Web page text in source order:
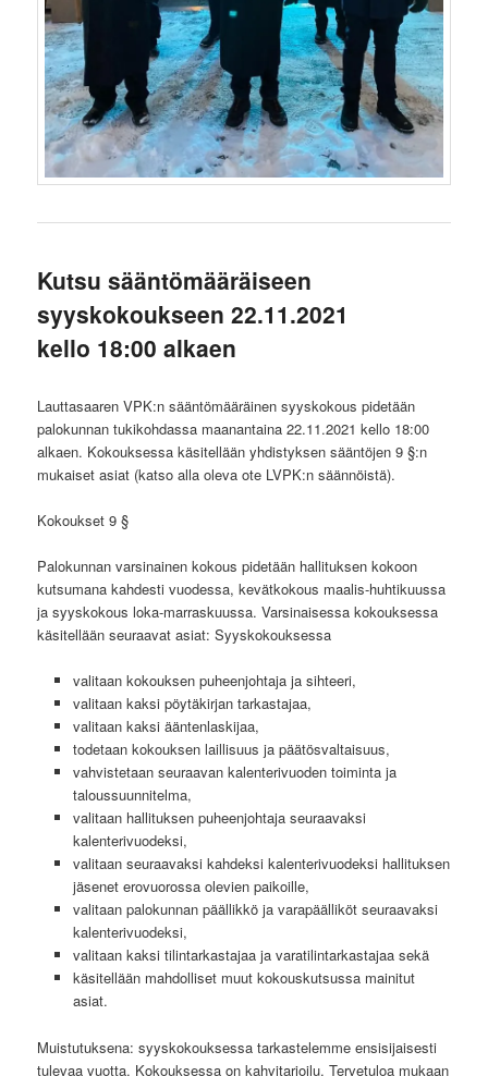
Kutsu sääntömääräiseen
syyskokoukseen 22.11.2021
kello 18:00 alkaen
Lauttasaaren VPK:n sääntömääräinen syyskokous pidetään
palokunnan tukikohdassa maanantaina 22.11.2021 kello 18:00
alkaen. Kokouksessa käsitellään yhdistyksen sääntöjen 9 §:n
mukaiset asiat (katso alla oleva ote LVPK:n säännöistä).
Kokoukset 9 §
Palokunnan varsinainen kokous pidetään hallituksen kokoon
kutsumana kahdesti vuodessa, kevätkokous maalis-huhtikuussa
ja syyskokous loka-marraskuussa. Varsinaisessa kokouksessa
käsitellään seuraavat asiat: Syyskokouksessa
valitaan kokouksen puheenjohtaja ja sihteeri,
valitaan kaksi pöytäkirjan tarkastajaa,
valitaan kaksi ääntenlaskijaa,
todetaan kokouksen laillisuus ja päätösvaltaisuus,
vahvistetaan seuraavan kalenterivuoden toiminta ja
taloussuunnitelma,
valitaan hallituksen puheenjohtaja seuraavaksi
kalenterivuodeksi,
valitaan seuraavaksi kahdeksi kalenterivuodeksi hallituksen
jäsenet erovuorossa olevien paikoille,
valitaan palokunnan päällikkö ja varapäälliköt seuraavaksi
kalenterivuodeksi,
valitaan kaksi tilintarkastajaa ja varatilintarkastajaa sekä
käsitellään mahdolliset muut kokouskutsussa mainitut
asiat.
Muistutuksena: syyskokouksessa tarkastelemme ensisijaisesti
tulevaa vuotta. Kokouksessa on kahvitarjoilu. Tervetuloa mukaan